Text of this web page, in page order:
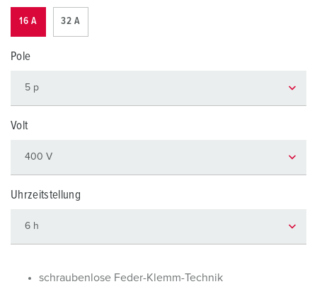
16 A 32 A
Pole
Volt
Uhrzeitstellung
schraubenlose Feder-Klemm-Technik